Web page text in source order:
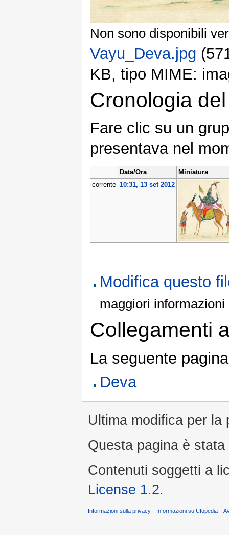
Non sono disponibili
Vayu_Deva.jpg
KB, tipo MIME:
Cronologia
Fare clic su un
presentava nel
Data/Ora
Miniatura
corrente 10:31, 13 set 2012
Modifica questo
maggiori
Collegamenti
La seguente
Deva
Ultima modifica per la
Questa pagina è
Contenuti soggetti a
License 1.2.
Informazioni sulla privacy Informazioni su Ufopedia